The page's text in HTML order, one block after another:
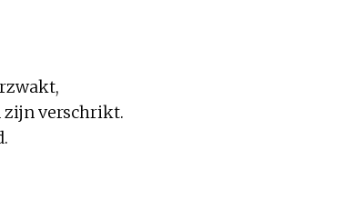
zijn verschrikt.